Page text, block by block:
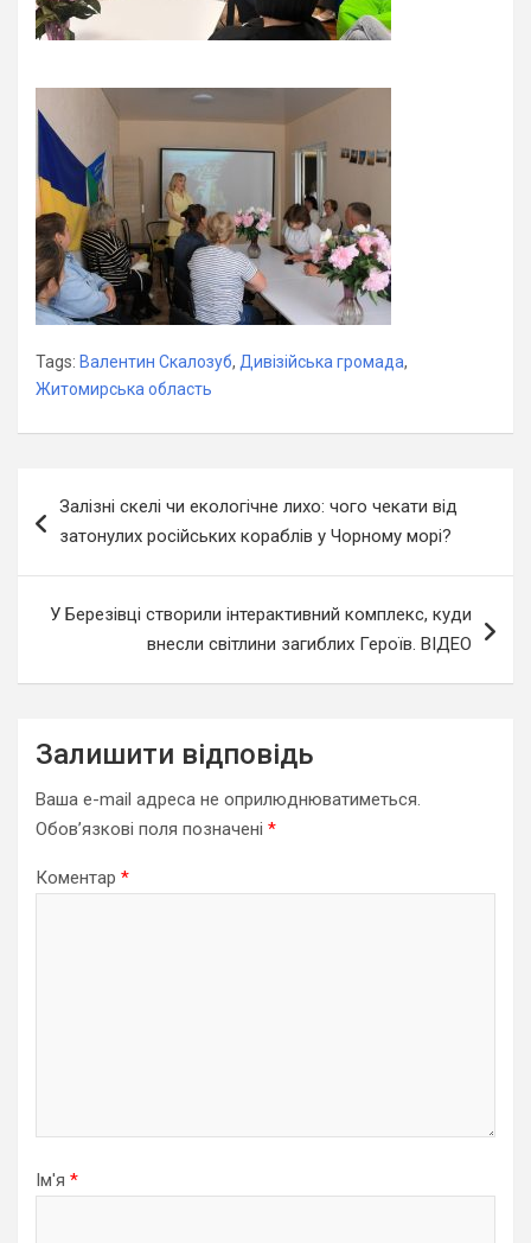
Tags: Валентин Скалозуб, Дивізійська громада,
Житомирська область
записів
Залізні скелі чи екологічне лихо: чого чекати від
затонулих російських кораблів у Чорному морі?
У Березівці створили інтерактивний комплекс, куди
внесли світлини загиблих Героїв. ВІДЕО
Залишити відповідь
Ваша e-mail адреса не оприлюднюватиметься.
Обов’язкові поля позначені *
Коментар *
Ім'я *